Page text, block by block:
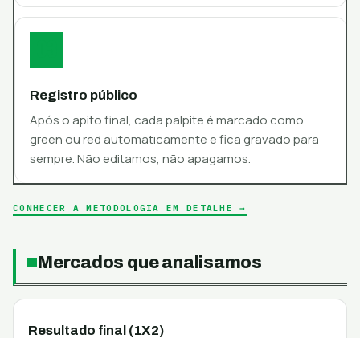
Registro público
Após o apito final, cada palpite é marcado como
green ou red automaticamente e fica gravado para
sempre. Não editamos, não apagamos.
CONHECER A METODOLOGIA EM DETALHE →
Mercados que analisamos
Resultado final (1X2)